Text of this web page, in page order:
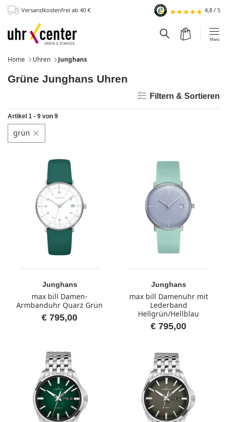
Hauptinhalt
Versandkostenfrei ab 40 € 4,8 / 5
Menü
Warenkorb
Suchfeld
Home Uhren Junghans
Grüne Junghans Uhren
Filtern & Sortieren
Artikel 1 - 9 von 9
grün
Filter löschen
Junghans
max bill Damen-
Armbanduhr Quarz Grün
€ 795,00
Junghans
max bill Damenuhr mit
Lederband
Hellgrün/Hellblau
€ 795,00